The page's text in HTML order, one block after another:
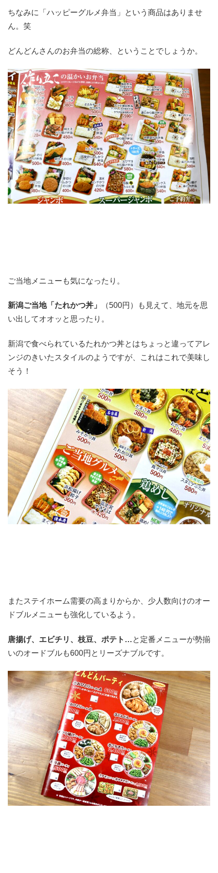
ちなみに「ハッピーグルメ弁当」という商品はありませ
ん。笑
どんどんさんのお弁当の総称、ということでしょうか。
ご当地メニューも気になったり。
新潟ご当地「たれかつ丼」
（500円）も見えて、地元を思
い出してオオッと思ったり。
新潟で食べられているたれかつ丼とはちょっと違ってアレ
ンジのきいたスタイルのようですが、これはこれで美味し
そう！
またステイホーム需要の高まりからか、少人数向けのオー
ドブルメニューも強化しているよう。
唐揚げ、エビチリ、枝豆、ポテト…と定番メニューが勢揃
いのオードブルも600円とリーズナブルです。